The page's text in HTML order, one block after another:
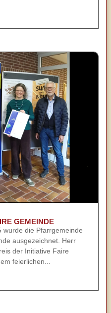
GEMEINDE
wurde die Pfarrgemeinde
ausgezeichnet. Herr
der Initiative Faire
feierlichen...